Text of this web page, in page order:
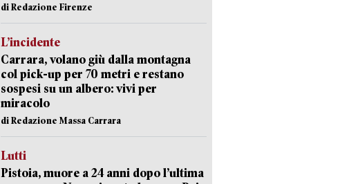
di Redazione Firenze
L’incidente
Carrara, volano giù dalla montagna
col pick-up per 70 metri e restano
sospesi su un albero: vivi per
miracolo
di Redazione Massa Carrara
Lutti
Pistoia, muore a 24 anni dopo l’ultima